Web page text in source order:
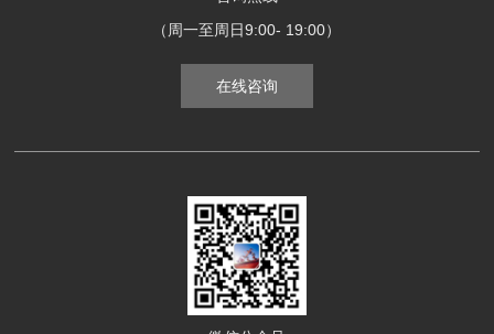
（周一至周日9:00- 19:00）
在线咨询